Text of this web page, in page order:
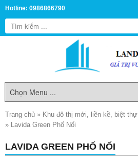
Hotline: 0986866790
Trang chủ » Khu đô thị mới, liền kề, biệt thự
» Lavida Green Phố Nối
LAVIDA GREEN PHỐ NỐI